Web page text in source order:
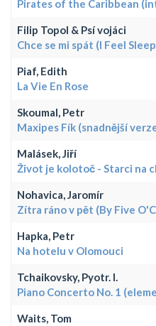
Pirates of the Caribbean
Filip Topol & Psí vojáci
Chce se mi spát (I Feel
Piaf, Edith
La Vie En Rose
Skoumal, Petr
Maxipes Fík (snadnější
Malásek, Jiří
Život je kolotoč - Starci na
Nohavica, Jaromír
Zítra ráno v pět (By Five
Hapka, Petr
Na hotelu v Olomouci
Tchaikovsky, Pyotr. I.
Piano Concerto No. 1
Waits, Tom